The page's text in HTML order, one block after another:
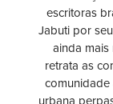
escritoras
Jabuti por
ainda mais
retrata as
comunidade
urbana